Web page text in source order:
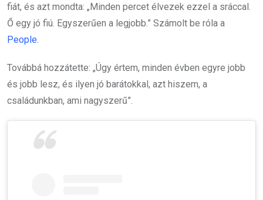
fiát, és azt mondta: „Minden percet élvezek ezzel a sráccal.
Ő egy jó fiú. Egyszerűen a legjobb.” Számolt be róla a
People
Továbbá hozzátette: „Úgy értem, minden évben egyre jobb
és jobb lesz, és ilyen jó barátokkal, azt hiszem, a
családunkban, ami nagyszerű”.